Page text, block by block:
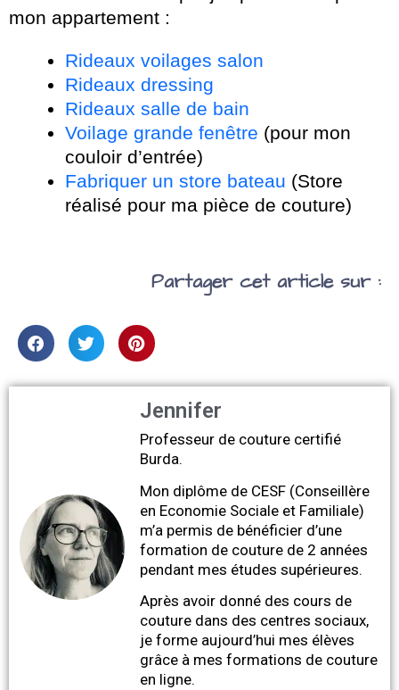
mon appartement :
Rideaux voilages salon
Rideaux dressing
Rideaux salle de bain
Voilage grande fenêtre (pour mon
couloir d’entrée)
Fabriquer un store bateau (Store
réalisé pour ma pièce de couture)
Partager cet article sur :
Jennifer
Professeur de couture certifié
Burda.
Mon diplôme de CESF (Conseillère
en Economie Sociale et Familiale)
m’a permis de bénéficier d’une
formation de couture de 2 années
pendant mes études supérieures.
Après avoir donné des cours de
couture dans des centres sociaux,
je forme aujourd’hui mes élèves
grâce à mes formations de couture
en ligne.